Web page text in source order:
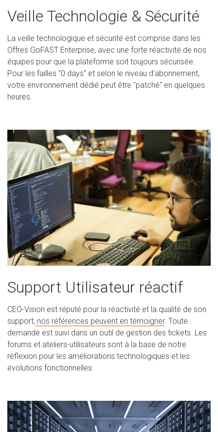
Veille Technologie & Sécurité
La veille technologique et sécurité est comprise dans les
Offres GoFAST Enterprise, avec une forte réactivité de nos
équipes pour que la plateforme soit toujours sécurisée.
Pour les failles "0 days" et selon le niveau d'abonnement,
votre environnement dédié peut être "patché" en quelques
heures.
Support Utilisateur réactif
CEO-Vision est réputé pour la réactivité et la qualité de son
support, nos références peuvent en témoigner. Toute
demande est suivi dans un outil de gestion des tickets. Les
forums et ateliers-utilisateurs sont à la base de notre
réflexion pour les améliorations technologiques et les
évolutions fonctionnelles.